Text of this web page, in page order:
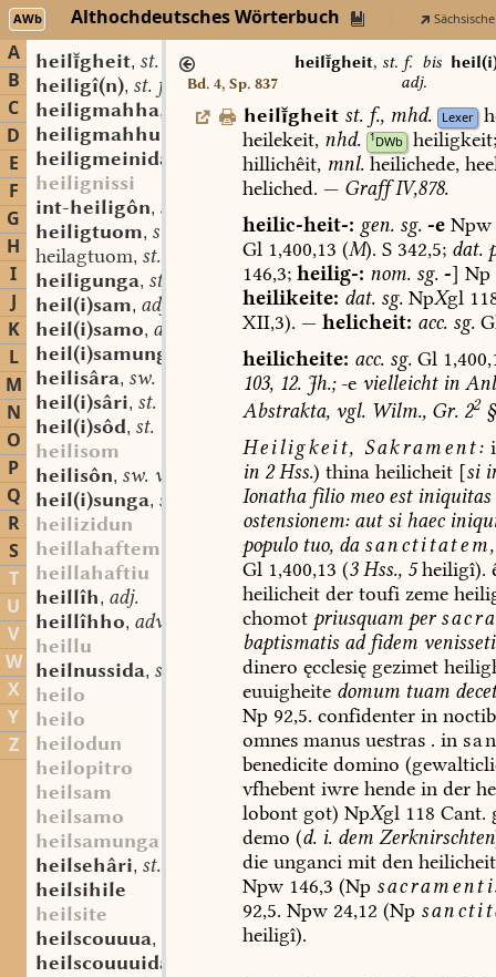
AWb Althochdeutsches Wörterbuch
A
B
C
D
E
F
G
H
I
J
K
L
M
N
O
P
Q
R
S
T
U
V
W
X
Y
Z
heilgheit, st. f.
heiligî(n), st. f.
heiligmahha,
st. f.
heiligmahhunga
heiligmeinida
heilignissi
int-heiligôn, sw. v.
heiligtuom, st. n. (u. m.?)
heilagtuom, st. n. (u. m.?)
heiligunga, st. f.
heil(i)sam, adj.
heil(i)samo, adv.
heil(i)samunga
heilisâra, sw. (?) f.
heil(i)sâri, st. m.
heil(i)sôd, st. m.
heilisom
heilisôn, sw. v.
heil(i)sunga, st. f.
heilizidun
heillahaftem
heillahaftiu
heillîh, adj.
heillîhho, adv.
heillu
heilnussida, st. f.
heilo
heilo
heilodun
heilopitro
heilsam
heilsamo
heilsamunga
heilsehâri, st. m.
heilsihile
heilsite
heilscouuua,
heilscouuuida
Bd. 4, Sp. 837
heilgheit, st. f.bis
adj.
heilgheit st. f., mhd. Lexer
heilekeit, nhd. 1DWb heiligkeit;
hillichêit, mnl.heilichede,
heliched. — GraffIV,878.
heilic-heit-: gen.sg. -eNpw
Gl1,400,13 (M). S342,5; dat.
146,3; heilig-: nom.sg. -] Np
heilikeite: dat.sg.NpXgl
XII,3). — helicheit: acc.sg.
heilicheite: acc.sg.Gl
103,12.Jh.;-e vielleichtin
Abstrakta,vgl.Wilm.,Gr.22 §
Heiligkeit, Sakrament:
in2Hss.) thinaheilicheit[si
Ionathafiliomeoest iniquitas
ostensionem:autsihaec
populotuo,da sanctitatem,
Gl1,400,13 (3Hss.,5heiligî).
heilicheitdertoufizeme
chomot priusquamper
baptismatisadfidem
dinero ęcclesię gezimet
euuigheite domumtuamdecet
Np92,5. confidenterin
omnes manusuestras. in
benedicitedomino (
vfhebentiwrehendeinder
lobontgot) NpXgl118 Cant.
demo (d.i.demZerknirschten
dieungancimit den
Npw146,3 (Np
92,5. Npw24,12 (Np
heiligî).